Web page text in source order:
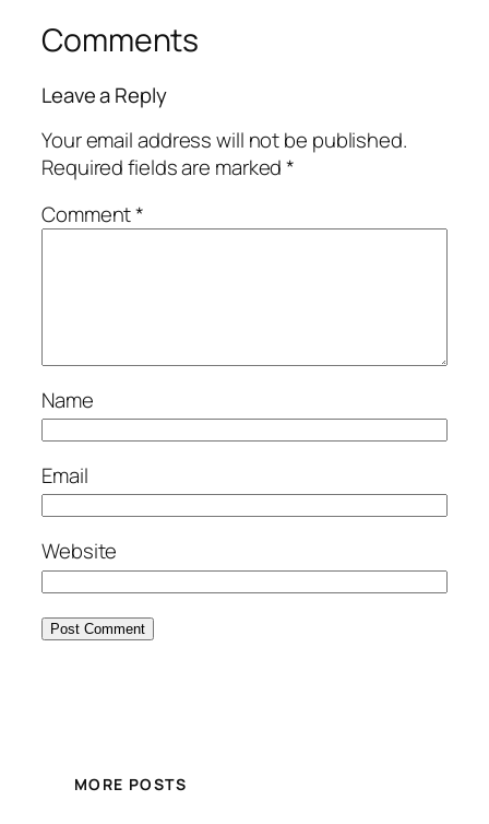
Comments
Leave a Reply
Your email address will not be published.
Required fields are marked*
Comment*
Name
Email
Website
MORE POSTS